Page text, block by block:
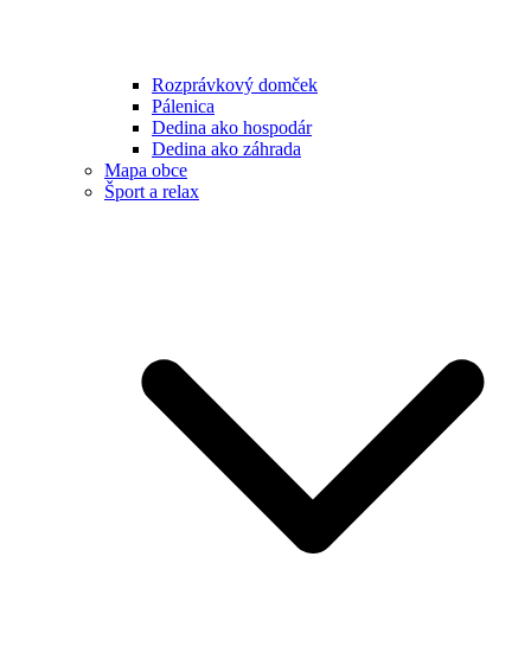
Rozprávkový domček
Pálenica
Dedina ako hospodár
Dedina ako záhrada
Mapa obce
Šport a relax